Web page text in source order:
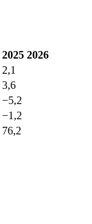
2025 2026
2,1
3,6
−5,2
−1,2
76,2